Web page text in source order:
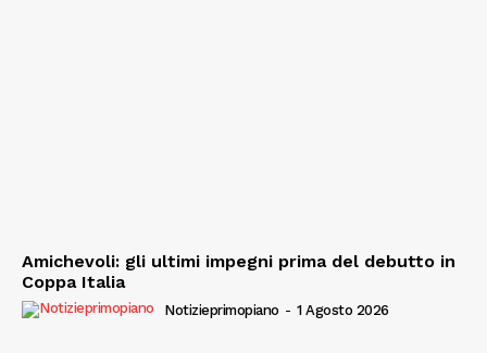
Amichevoli: gli ultimi impegni prima del debutto in
Coppa Italia
Notizieprimopiano - 1 Agosto 2026